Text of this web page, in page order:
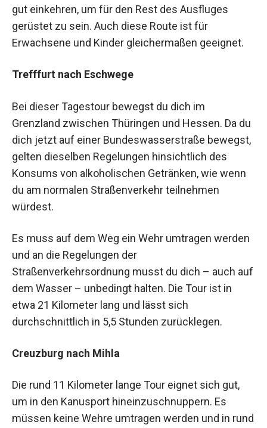
gut einkehren, um für den Rest des Ausfluges
gerüstet zu sein. Auch diese Route ist für
Erwachsene und Kinder gleichermaßen geeignet.
Trefffurt nach Eschwege
Bei dieser Tagestour bewegst du dich im
Grenzland zwischen Thüringen und Hessen. Da du
dich jetzt auf einer Bundeswasserstraße bewegst,
gelten dieselben Regelungen hinsichtlich des
Konsums von alkoholischen Getränken, wie wenn
du am normalen Straßenverkehr teilnehmen
würdest.
Es muss auf dem Weg ein Wehr umtragen werden
und an die Regelungen der
Straßenverkehrsordnung musst du dich – auch auf
dem Wasser – unbedingt halten. Die Tour ist in
etwa 21 Kilometer lang und lässt sich
durchschnittlich in 5,5 Stunden zurücklegen.
Creuzburg nach Mihla
Die rund 11 Kilometer lange Tour eignet sich gut,
um in den Kanusport hineinzuschnuppern. Es
müssen keine Wehre umtragen werden und in rund